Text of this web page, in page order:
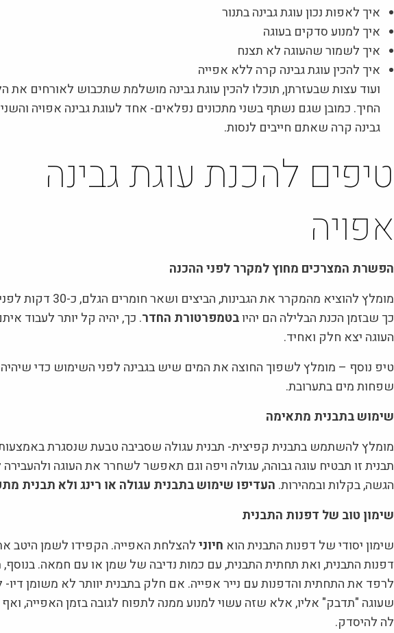
איך לאפות נכון עוגת גבינה בתנור
איך למנוע סדקים בעוגה
איך לשמור שהעוגה לא תצנח
איך להכין עוגת גבינה קרה ללא אפייה
ועוד עצות שבעזרתן, תוכלו להכין עוגת גבינה מושלמת שתכבוש לאורחים את
החיך. כמובן שגם נשתף בשני מתכונים נפלאים- אחד לעוגת גבינה אפויה
גבינה קרה שאתם חייבים לנסות.
טיפים להכנת עוגת גבינה
אפויה
הפשרת המצרכים מחוץ למקרר לפני ההכנה
מומלץ להוציא מהמקרר את הגבינות, הביצים
כך שבזמן הכנת הבלילה הם יהיובטמפרטורת החדר. כך, יהיה קל יותר לעבוד
העוגה יצא חלק ואחיד.
טיפ נוסף – מומלץ לשפוך החוצה את המים שיש בגבינה לפני השימוש כדי
שפחות מים בתערובת.
שימוש בתבנית מתאימה
מומלץ להשתמש בתבנית קפיצית- תבנית עגולה שסביבה טבעת שנסגרת
תבנית זו תבטיח עוגה גבוהה, עגולה ויפה וגם תאפשר לשחרר את העוגה
הגשה, בקלות ובמהירות. העדיפו שימוש בתבנית עגולה או רינג ולא תבנית
שימון טוב של דפנות התבנית
שימון יסודי של דפנות התבנית הוא חיונילהצלחת האפייה. הקפידו לשמן היטב
דפנות התבנית, ואת תחתית התבנית, עם כמות נדיבה של שמן או עם חמאה.
לרפד את התחתית והדפנות עם נייר אפייה. אם חלק בתבנית יוותר לא משומן
שעוגה "תדבק" אליו, אלא שזה עשוי למנוע ממנה לתפוח לגובה בזמן האפייה, ואף
לה להיסדק.